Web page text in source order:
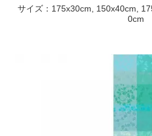
サイズ：175x30cm, 150x40cm,
0cm